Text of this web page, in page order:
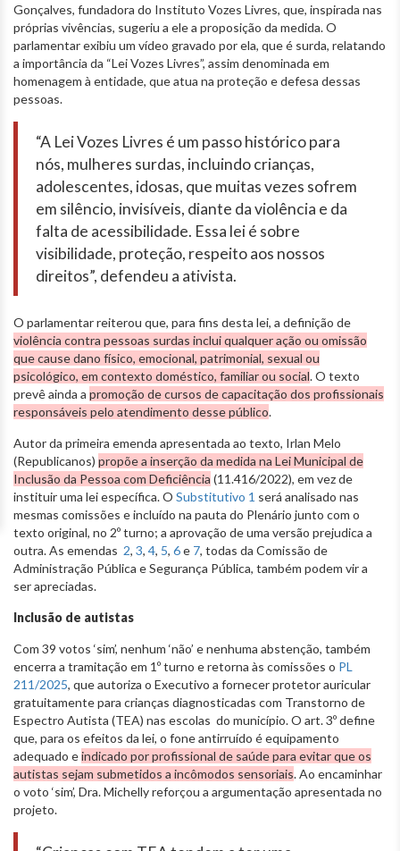
Gonçalves, fundadora do Instituto Vozes Livres, que, inspirada nas
próprias vivências, sugeriu a ele a proposição da medida. O
parlamentar exibiu um vídeo gravado por ela, que é surda, relatando
a importância da “Lei Vozes Livres”, assim denominada em
homenagem à entidade, que atua na proteção e defesa dessas
pessoas.
“A Lei Vozes Livres é um passo histórico para
nós, mulheres surdas, incluindo crianças,
adolescentes, idosas, que muitas vezes sofrem
em silêncio, invisíveis, diante da violência e da
falta de acessibilidade. Essa lei é sobre
visibilidade, proteção, respeito aos nossos
direitos”, defendeu a ativista.
O parlamentar reiterou que, para fins desta lei, a definição de
violência contra pessoas surdas inclui qualquer ação ou omissão
que cause dano físico, emocional, patrimonial, sexual ou
psicológico, em contexto doméstico, familiar ou social. O texto
prevê ainda a promoção de cursos de capacitação dos profissionais
responsáveis pelo atendimento desse público.
Autor da primeira emenda apresentada ao texto, Irlan Melo
(Republicanos) propõe a inserção da medida na Lei Municipal de
Inclusão da Pessoa com Deficiência (11.416/2022), em vez de
instituir uma lei específica. O Substitutivo 1 será analisado nas
mesmas comissões e incluído na pauta do Plenário junto com o
texto original, no 2º turno; a aprovação de uma versão prejudica a
outra. As emendas 2, 3, 4, 5, 6e 7, todas da Comissão de
Administração Pública e Segurança Pública, também podem vir a
ser apreciadas.
Inclusão de autistas
Com 39 votos ‘sim’, nenhum ‘não’ e nenhuma abstenção, também
encerra a tramitação em 1º turno e retorna às comissões o PL
211/2025, que autoriza o Executivo a fornecer protetor auricular
gratuitamente para crianças diagnosticadas com Transtorno de
Espectro Autista (TEA) nas escolas do município. O art. 3º define
que, para os efeitos da lei, o fone antirruído é equipamento
adequado eindicado por profissional de saúde para evitar que os
autistas sejam submetidos a incômodos sensoriais. Ao encaminhar
o voto ‘sim’, Dra. Michelly reforçou a argumentação apresentada no
projeto.